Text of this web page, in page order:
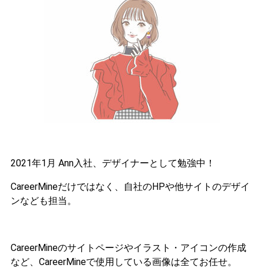
2021年1月 Ann入社、デザイナーとして勉強中！
CareerMineだけではなく、自社のHPや他サイトのデザイ
ンなども担当。
CareerMineのサイトページやイラスト・アイコンの作成
など、CareerMineで使用している画像は全てお任せ。